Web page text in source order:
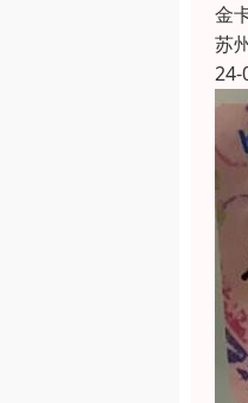
金
苏
24-